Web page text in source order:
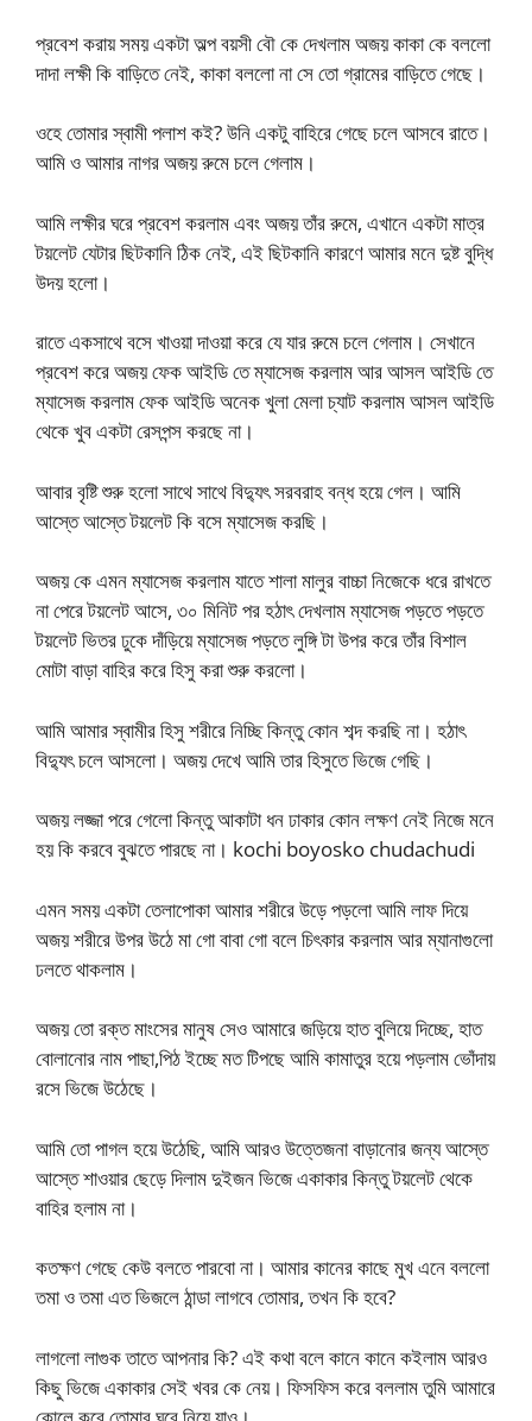
প্রবেশ করায় সময় একটা অল্প বয়সী বৌ কে দেখলাম অজয় কাকা কে বললো
দাদা লক্ষী কি বাড়িতে নেই, কাকা বললো না সে তো গ্রামের বাড়িতে গেছে।
ওহে তোমার স্বামী পলাশ কই? উনি একটু বাহিরে গেছে চলে আসবে রাতে।
আমি ও আমার নাগর অজয় রুমে চলে গেলাম।
আমি লক্ষীর ঘরে প্রবেশ করলাম এবং অজয় তাঁর রুমে, এখানে একটা মাত্র
টয়লেট যেটার ছিটকানি ঠিক নেই, এই ছিটকানি কারণে আমার মনে দুষ্ট বুদ্ধি
উদয় হলো।
রাতে একসাথে বসে খাওয়া দাওয়া করে যে যার রুমে চলে গেলাম। সেখানে
প্রবেশ করে অজয় ফেক আইডি তে ম্যাসেজ করলাম আর আসল আইডি তে
ম্যাসেজ করলাম ফেক আইডি অনেক খুলা মেলা চ্যাট করলাম আসল আইডি
থেকে খুব একটা রেসপন্স করছে না।
আবার বৃষ্টি শুরু হলো সাথে সাথে বিদ্যুৎ সরবরাহ বন্ধ হয়ে গেল। আমি
আস্তে আস্তে টয়লেট কি বসে ম্যাসেজ করছি।
অজয় কে এমন ম্যাসেজ করলাম যাতে শালা মালুর বাচ্চা নিজেকে ধরে রাখতে
না পেরে টয়লেট আসে, ৩০ মিনিট পর হঠাৎ দেখলাম ম্যাসেজ পড়তে পড়তে
টয়লেট ভিতর ঢুকে দাঁড়িয়ে ম্যাসেজ পড়তে লুঙ্গি টা উপর করে তাঁর বিশাল
মোটা বাড়া বাহির করে হিসু করা শুরু করলো।
আমি আমার স্বামীর হিসু শরীরে নিচ্ছি কিন্তু কোন শব্দ করছি না। হঠাৎ
বিদ্যুৎ চলে আসলো। অজয় দেখে আমি তার হিসুতে ভিজে গেছি।
অজয় লজ্জা পরে গেলো কিন্তু আকাটা ধন ঢাকার কোন লক্ষণ নেই নিজে মনে
হয় কি করবে বুঝতে পারছে না। kochi boyosko chudachudi
এমন সময় একটা তেলাপোকা আমার শরীরে উড়ে পড়লো আমি লাফ দিয়ে
অজয় শরীরে উপর উঠে মা গো বাবা গো বলে চিৎকার করলাম আর ম্যানাগুলো
ঢলতে থাকলাম।
অজয় তো রক্ত মাংসের মানুষ সেও আমারে জড়িয়ে হাত বুলিয়ে দিচ্ছে, হাত
বোলানোর নাম পাছা,পিঠ ইচ্ছে মত টিপছে আমি কামাতুর হয়ে পড়লাম ভোঁদায়
রসে ভিজে উঠেছে।
আমি তো পাগল হয়ে উঠেছি, আমি আরও উত্তেজনা বাড়ানোর জন্য আস্তে
আস্তে শাওয়ার ছেড়ে দিলাম দুইজন ভিজে একাকার কিন্তু টয়লেট থেকে
বাহির হলাম না।
কতক্ষণ গেছে কেউ বলতে পারবো না। আমার কানের কাছে মুখ এনে বললো
তমা ও তমা এত ভিজলে ঠান্ডা লাগবে তোমার, তখন কি হবে?
লাগলো লাগুক তাতে আপনার কি? এই কথা বলে কানে কানে কইলাম আরও
কিছু ভিজে একাকার সেই খবর কে নেয়। ফিসফিস করে বললাম তুমি আমারে